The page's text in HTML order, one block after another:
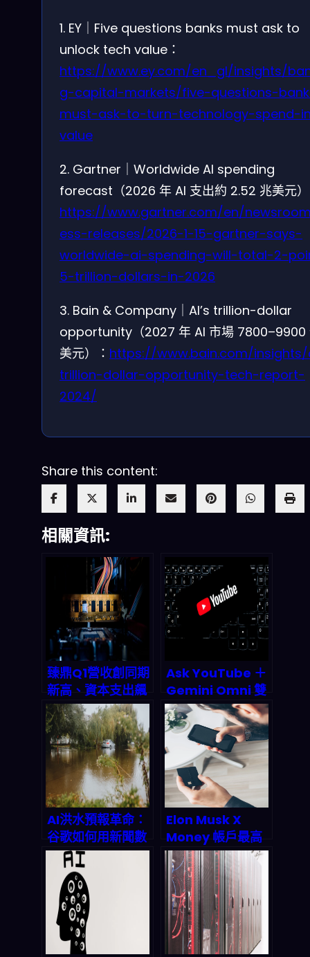
1. EY｜Five questions banks must ask to
unlock tech value：
https://www.ey.com/en_gl/insights/
g-capital-markets/five-questions-
must-ask-to-turn-technology-spend-
value
2. Gartner｜Worldwide AI spending
forecast（2026 年 AI 支出約 2.52 兆美元
https://www.gartner.com/en/
ess-releases/2026-1-15-gartner-says-
worldwide-ai-spending-will-total-2-
5-trillion-dollars-in-2026
3. Bain & Company｜AI’s trillion-dollar
opportunity（2027 年 AI 市場 7800–9900
美元）： https://www.bain.com/
trillion-dollar-opportunity-tech-report-
2024/
Share this content:
相關資訊:
臻鼎Q1營收創同期
新高、資本支出飆
破800億！2026
AI伺服器與IC載板
爆發期全面解析
Ask YouTube ＋
Gemini Omni 雙
殺登場：對話式 AI
搜片與 Shorts 自
動產稿如何改寫
2026 影音經濟規
則
AI洪水預報革命：
谷歌如何用新聞數
據提前24小時預測
城市洪災？
Elon Musk X
Money 帳戶最高
6% APY 震撼上
線！2026 年 DeFi
革命讓你的 X 存款
自動生財